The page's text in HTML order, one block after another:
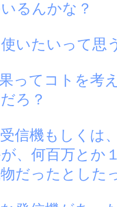
るんかな？
いたいって思
ってコトを考
ろ？
信機もしくは
、何百万とか
だったとした